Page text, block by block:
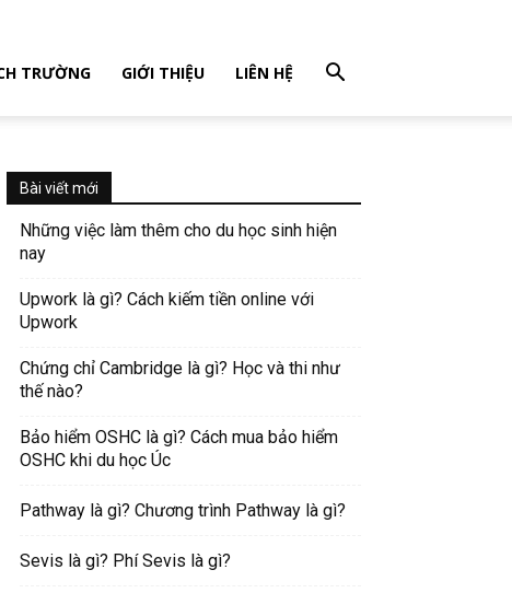
TRƯỜNG GIỚI THIỆU LIÊN HỆ
Bài viết mới
Những việc làm thêm cho du học sinh hiện
nay
Upwork là gì? Cách kiếm tiền online với
Upwork
Chứng chỉ Cambridge là gì? Học và thi như
thế nào?
Bảo hiểm OSHC là gì? Cách mua bảo hiểm
OSHC khi du học Úc
Pathway là gì? Chương trình Pathway là gì?
Sevis là gì? Phí Sevis là gì?